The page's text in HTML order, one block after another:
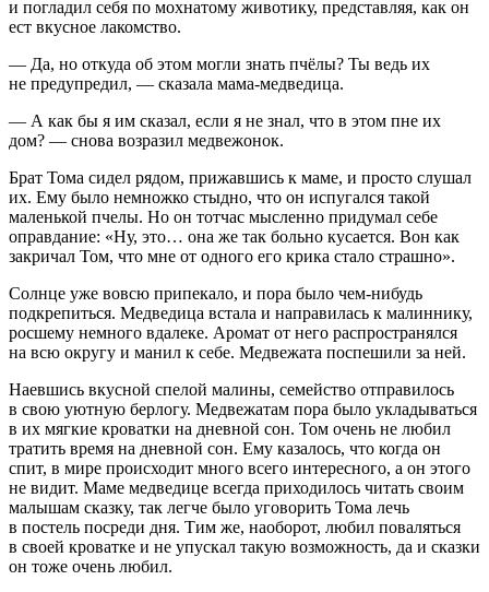
и погладил себя по мохнатому животику, представляя, как он
ест вкусное лакомство.
— Да, но откуда об этом могли знать пчёлы? Ты ведь их
не предупредил, — сказала мама-медведица.
— А как бы я им сказал, если я не знал, что в этом пне их
дом? — снова возразил медвежонок.
Брат Тома сидел рядом, прижавшись к маме, и просто слушал
их. Ему было немножко стыдно, что он испугался такой
маленькой пчелы. Но он тотчас мысленно придумал себе
оправдание: «Ну, это… она же так больно кусается. Вон как
закричал Том, что мне от одного его крика стало страшно».
Солнце уже вовсю припекало, и пора было чем-нибудь
подкрепиться. Медведица встала и направилась к малиннику,
росшему немного вдалеке. Аромат от него распространялся
на всю округу и манил к себе. Медвежата поспешили за ней.
Наевшись вкусной спелой малины, семейство отправилось
в свою уютную берлогу. Медвежатам пора было укладываться
в их мягкие кроватки на дневной сон. Том очень не любил
тратить время на дневной сон. Ему казалось, что когда он
спит, в мире происходит много всего интересного, а он этого
не видит. Маме медведице всегда приходилось читать своим
малышам сказку, так легче было уговорить Тома лечь
в постель посреди дня. Тим же, наоборот, любил поваляться
в своей кроватке и не упускал такую возможность, да и сказки
он тоже очень любил.